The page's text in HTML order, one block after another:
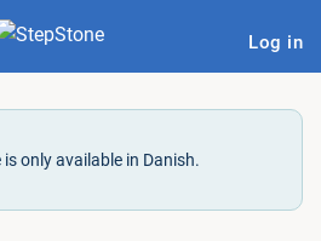
Log in
only available in Danish.